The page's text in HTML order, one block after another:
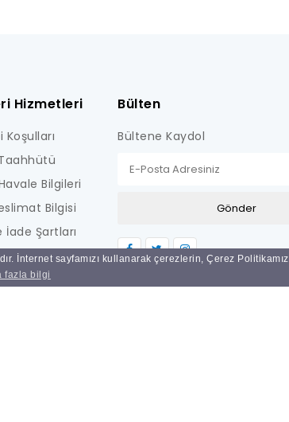
İnternet sayfamızı kullanarak çerezlerin, Çerez Politikamız
fazla bilgi
Hizmetleri
Bilgileri
Bilgisi
İade Şartları
İLİŞKİN
METNİ
Bülten
Bültene Kaydol